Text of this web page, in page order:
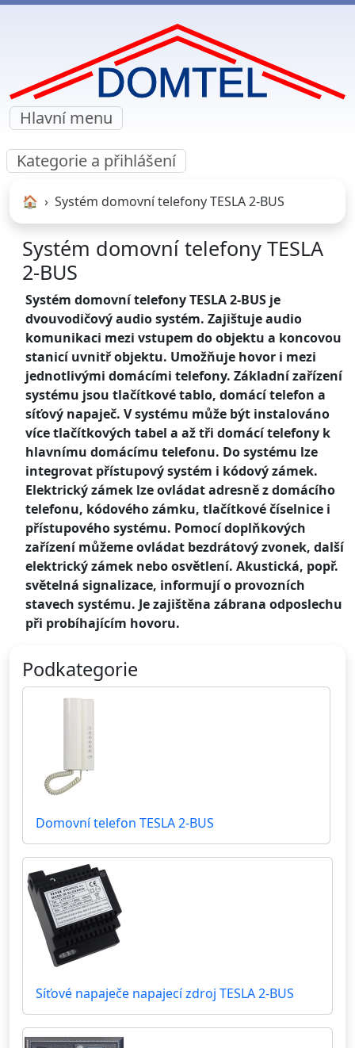
Hlavní menu
Kategorie a přihlášení
🏠︎ Systém domovní telefony TESLA 2-BUS
Systém domovní telefony TESLA
2-BUS
Systém domovní telefony TESLA 2-BUS je
dvouvodičový audio systém. Zajištuje audio
komunikaci mezi vstupem do objektu a koncovou
stanicí uvnitř objektu. Umožňuje hovor i mezi
jednotlivými domácími telefony. Základní zařízení
systému jsou tlačítkové tablo, domácí telefon a
síťový napaječ. V systému může být instalováno
více tlačítkových tabel a až tři domácí telefony k
hlavnímu domácímu telefonu. Do systému lze
integrovat přístupový systém i kódový zámek.
Elektrický zámek lze ovládat adresně z domácího
telefonu, kódového zámku, tlačítkové číselnice i
přístupového systému. Pomocí doplňkových
zařízení můžeme ovládat bezdrátový zvonek, další
elektrický zámek nebo osvětlení. Akustická, popř.
světelná signalizace, informují o provozních
stavech systému. Je zajištěna zábrana odposlechu
při probíhajícím hovoru.
Podkategorie
Domovní telefon TESLA 2-BUS
Síťové napaječe napajecí zdroj TESLA 2-BUS